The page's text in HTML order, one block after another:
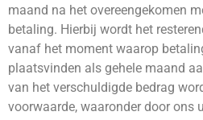
maand na het overeengekomen
betaling. Hierbij wordt het
vanaf het moment waarop
plaatsvinden als gehele maand
van het verschuldigde bedrag
voorwaarde, waaronder door ons